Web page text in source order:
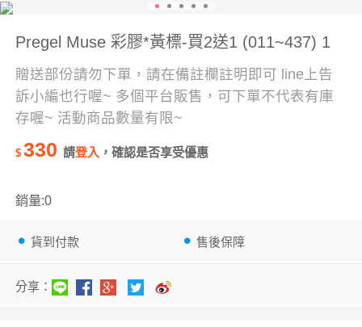
Pregel Muse 彩膠*黃標-買2送1 (011~437) 1
贈送部份請勿下單，請在備註欄註明即可 line上告
訴小編也行喔~ 多個平台販售，可下單不代表有庫
存喔~ 活動商品數量有限~
$ 330 請登入 ，確認是否享受優惠
銷量:0
貨到付款 售後保障
分享：